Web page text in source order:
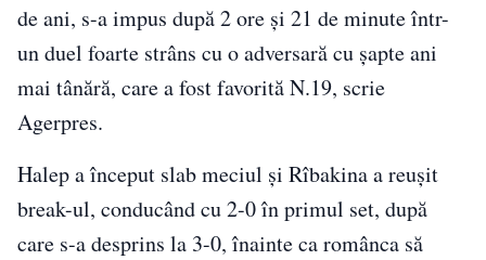
de ani, s-a impus după 2 ore şi 21 de minute într-
un duel foarte strâns cu o adversară cu şapte ani
mai tânără, care a fost favorită N.19, scrie
Agerpres.
Halep a început slab meciul şi Rîbakina a reuşit
break-ul, conducând cu 2-0 în primul set, după
care s-a desprins la 3-0, înainte ca românca să